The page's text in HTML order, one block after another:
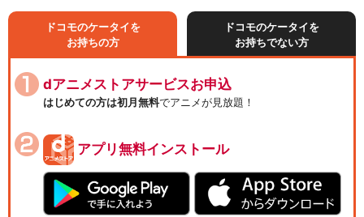
ドコモのケータイを
お持ちの方
ドコモのケータイを
お持ちでない方
dアニメストアサービスお申込
はじめての方は初月無料でアニメが見放題！
アプリ無料インストール